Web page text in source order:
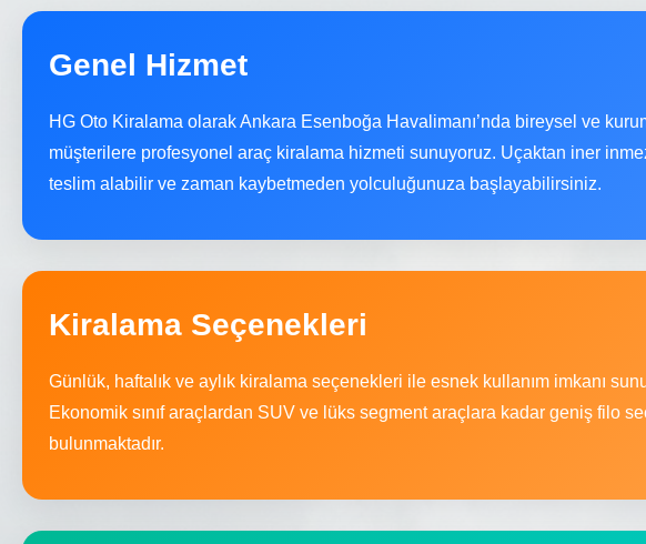
Genel Hizmet
HG Oto Kiralama olarak Ankara Esenboğa Havalimanı’nda bireysel ve
müşterilere profesyonel araç kiralama hizmeti sunuyoruz. Uçaktan iner inmez
teslim alabilir ve zaman kaybetmeden yolculuğunuza başlayabilirsiniz.
Kiralama Seçenekleri
Günlük, haftalık ve aylık kiralama seçenekleri ile esnek kullanım imkanı
Ekonomik sınıf araçlardan SUV ve lüks segment araçlara kadar geniş filo
bulunmaktadır.